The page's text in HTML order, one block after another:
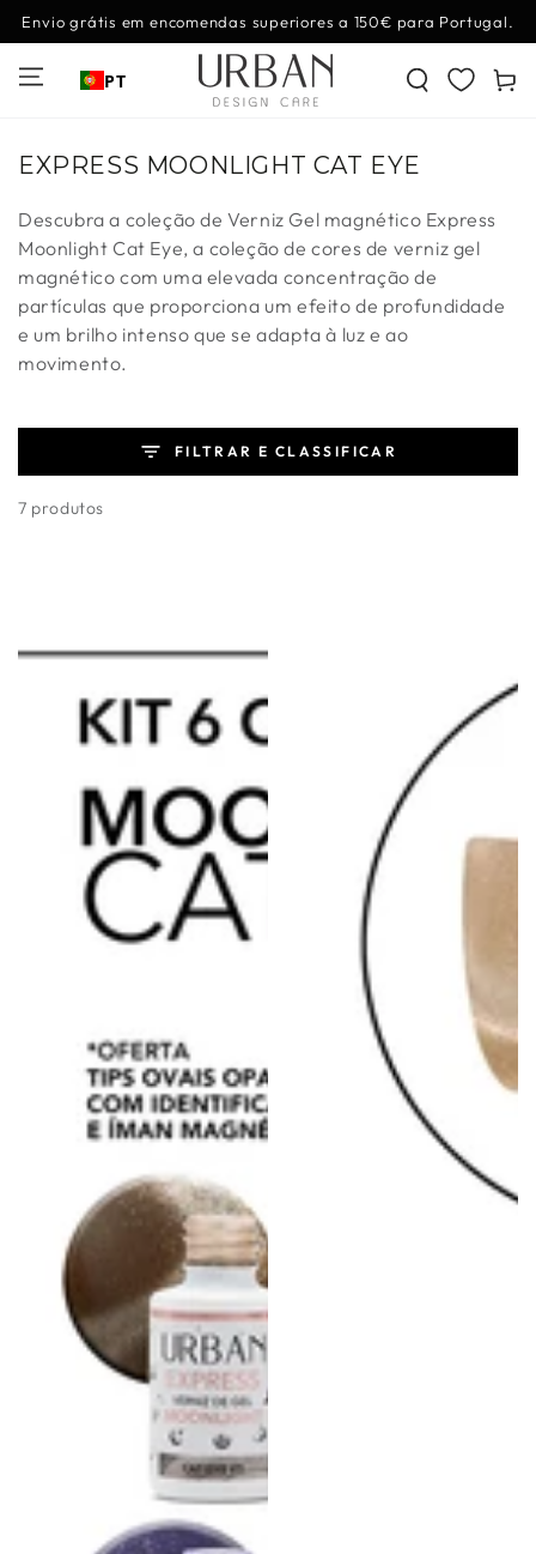
IR PARA O
CONTEÚDO
Envio grátis em encomendas superiores a 150€ para Portugal.
PT
Coleção:
EXPRESS MOONLIGHT CAT EYE
Descubra a coleção de Verniz Gel magnético Express
Moonlight Cat Eye, a coleção de cores de verniz gel
magnético com uma elevada concentração de
partículas que proporciona um efeito de profundidade
e um brilho intenso que se adapta à luz e ao
movimento.
FILTRAR E CLASSIFICAR
7 produtos